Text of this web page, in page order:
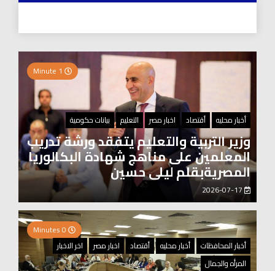
أخبار محليه أقتصاد اخبار مصر التعليم بيانات حكومية
وزير التربية والتعليم يتفقد ورشة تدريب
المعلمين على مناهج شهادة البكالوريا
المصريةبقلم ليلى حسين
أخبار المحافظات
أخبار محليه أقتصاد اخبار مصر
اخر الاخبار
المرأه والجمال